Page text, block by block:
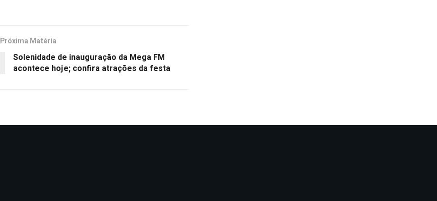
Próxima Matéria
Solenidade de inauguração da Mega FM
acontece hoje; confira atrações da festa